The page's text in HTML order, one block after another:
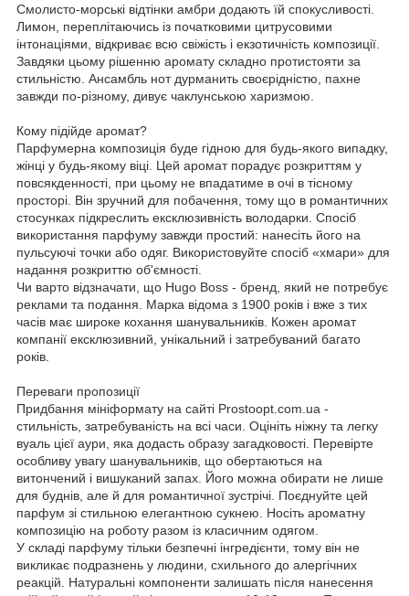
Смолисто-морські відтінки амбри додають їй спокусливості.
Лимон, переплітаючись із початковими цитрусовими
інтонаціями, відкриває всю свіжість і екзотичність композиції.
Завдяки цьому рішенню аромату складно протистояти за
стильністю. Ансамбль нот дурманить своєрідністю, пахне
завжди по-різному, дивує чаклунською харизмою.
Кому підійде аромат?
Парфумерна композиція буде гідною для будь-якого випадку,
жінці у будь-якому віці. Цей аромат порадує розкриттям у
повсякденності, при цьому не впадатиме в очі в тісному
просторі. Він зручний для побачення, тому що в романтичних
стосунках підкреслить ексклюзивність володарки. Спосіб
використання парфуму завжди простий: нанесіть його на
пульсуючі точки або одяг. Використовуйте спосіб «хмари» для
надання розкриттю об'ємності.
Чи варто відзначати, що Hugo Boss - бренд, який не потребує
реклами та подання. Марка відома з 1900 років і вже з тих
часів має широке кохання шанувальників. Кожен аромат
компанії ексклюзивний, унікальний і затребуваний багато
років.
Переваги пропозиції
Придбання мініформату на сайті Prostoopt.com.ua -
стильність, затребуваність на всі часи. Оцініть ніжну та легку
вуаль цієї аури, яка додасть образу загадковості. Перевірте
особливу увагу шанувальників, що обертаються на
витончений і вишуканий запах. Його можна обирати не лише
для буднів, але й для романтичної зустрічі. Поєднуйте цей
парфум зі стильною елегантною сукнею. Носіть ароматну
композицію на роботу разом із класичним одягом.
У складі парфуму тільки безпечні інгредієнти, тому він не
викликає подразнень у людини, схильного до алергічних
реакцій. Натуральні компоненти залишать після нанесення